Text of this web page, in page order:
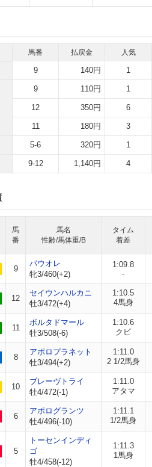
馬番 払戻金 人気
9 140円 1
9 110円 1
12 350円 6
11 180円 3
5-6 320円 1
9-12 1,140円 4
馬
番
馬名
性齢/馬体重/B
タイム
着差
9
パウオレ
牝3/460(+2)
1:09.8
-
12
セイウンハルカニ
牡3/472(+4)
1:10.5
4馬身
11
ボルタドマール
牡3/508(-6)
1:10.6
クビ
8
アポロプラネット
牡3/494(+2)
1:11.0
2 1/2馬身
10
ブレーヴトライ
牡4/472(-1)
1:11.0
アタマ
6
アポログランツ
牡4/496(-10)
1:11.1
1/2馬身
5
トーセンインディ
ゴ
牡4/458(-12)
1:11.3
1馬身